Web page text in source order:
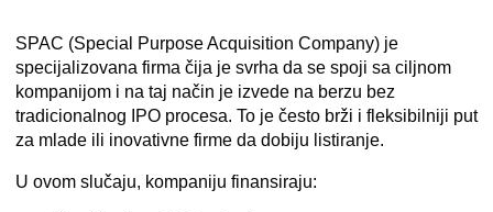
SPAC (Special Purpose Acquisition Company) je
specijalizovana firma čija je svrha da se spoji sa ciljnom
kompanijom i na taj način je izvede na berzu bez
tradicionalnog IPO procesa. To je često brži i fleksibilniji put
za mlade ili inovativne firme da dobiju listiranje.
U ovom slučaju, kompaniju finansiraju: